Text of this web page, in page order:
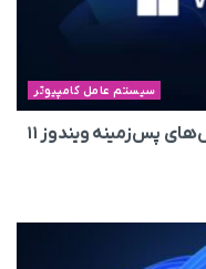
سیستم عامل کامپیوتر
مایکروسافت شایعات جاسوسی سرویس‌های پس‌زمینه ویندوز ۱۱